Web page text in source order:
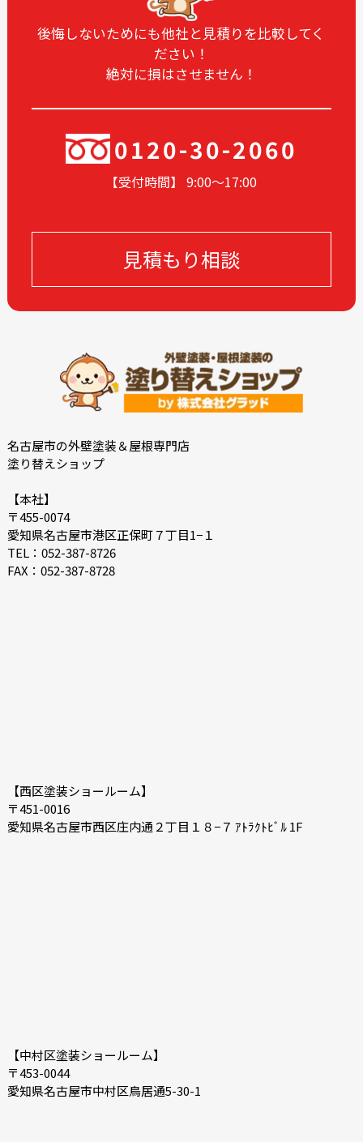
2024-10
2024-09
2024-05
2024-04
2024-03
2024-02
2023-12
2023-11
2023-09
2023-06
2023-05
2023-03
2023-02
2023-01
2022-12
2022-11
2022-08
2022-07
2022-06
2022-05
2022-04
2022-03
2022-02
2021-12
2021-04
2021-02
2020-12
後悔しないためにも他社と見積りを比較してく
ださい！
絶対に損はさせません！
0120-30-2060
【受付時間】 9:00〜17:00
見積もり相談
名古屋市の外壁塗装＆屋根専門店
塗り替えショップ
【本社】
〒455-0074
愛知県名古屋市港区正保町７丁目1−１
TEL：052-387-8726
FAX：052-387-8728
【西区塗装ショールーム】
〒451-0016
愛知県名古屋市西区庄内通２丁目１８−７ ｱﾄﾗｸﾄﾋﾞﾙ 1F
【中村区塗装ショールーム】
〒453-0044
愛知県名古屋市中村区鳥居通5-30-1